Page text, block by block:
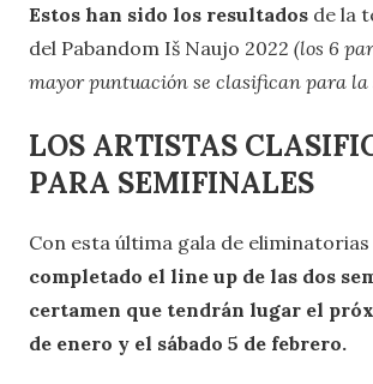
Estos han sido los resultados de la
del Pabandom Iš Naujo 2022 (los 6
mayor puntuación se clasifican para
LOS ARTISTAS
PARA SEMIFINALES
Con esta última gala de eliminatorias
completado el line up de las dos
certamen que tendrán lugar el
de enero y el sábado 5 de febrero.